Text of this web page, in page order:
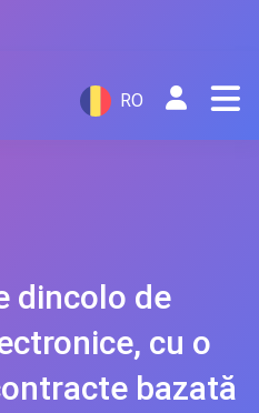
RO
dincolo de
cu o
bazată